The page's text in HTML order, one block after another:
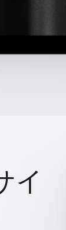
イ